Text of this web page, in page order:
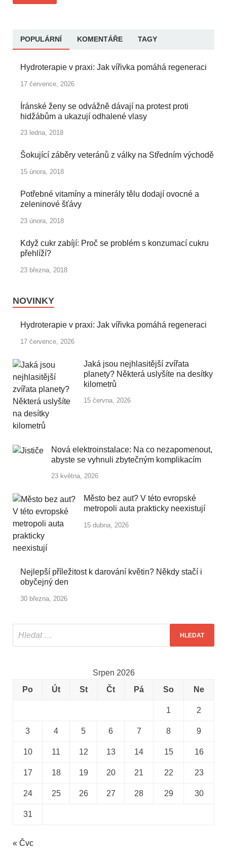
POPULÁRNÍ KOMENTÁŘE TAGY
Hydroterapie v praxi: Jak vířivka pomáhá regeneraci
17 července, 2026
Íránské ženy se odvážně dávají na protest proti
hidžábům a ukazují odhalené vlasy
23 ledna, 2018
Šokující záběry veteránů z války na Středním východě
15 února, 2018
Potřebné vitamíny a minerály tělu dodají ovocné a
zeleninové šťávy
23 února, 2018
Když cukr zabíjí: Proč se problém s konzumací cukru
přehlíží?
23 března, 2018
NOVINKY
Hydroterapie v praxi: Jak vířivka pomáhá regeneraci
17 července, 2026
Jaká jsou nejhlasitější zvířata
planety? Některá uslyšíte na desítky
kilometrů
15 června, 2026
Nová elektroinstalace: Na co nezapomenout,
abyste se vyhnuli zbytečným komplikacím
23 května, 2026
Město bez aut? V této evropské
metropoli auta prakticky neexistují
15 dubna, 2026
Nejlepší příležitost k darování květin? Někdy stačí i
obyčejný den
30 března, 2026
Srpen 2026
Po
Út St Čt Pá So Ne
1 2
3 4 5 6 7 8 9
10 11 12 13 14 15 16
17 18 19 20 21 22 23
24 25 26 27 28 29 30
31
« Čvc